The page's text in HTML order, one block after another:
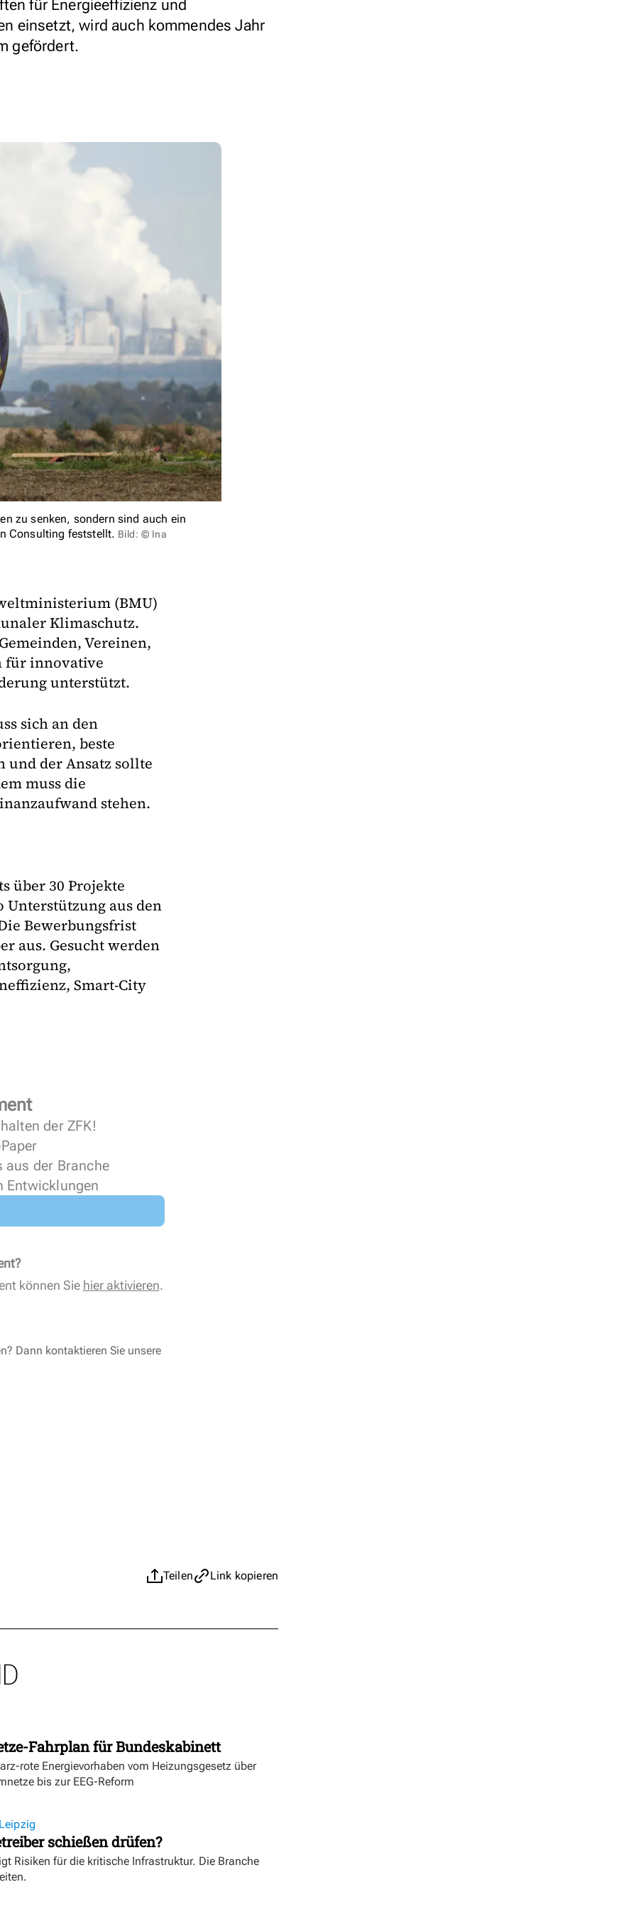
für Energieeffizienz und
einsetzt, wird auch kommendes Jahr
gefördert.
zu senken, sondern sind auch ein
Consulting feststellt. Bild: © Ina
(BMU)
Klimaschutz.
Vereinen,
für innovative
unterstützt.
sich an den
beste
und der Ansatz sollte
muss die
stehen.
über 30 Projekte
Unterstützung aus den
Bewerbungsfrist
aus. Gesucht werden
Smart-City
der ZFK!
der Branche
Entwicklungen
können Sie hier aktivieren.
Dann kontaktieren Sie unsere
Teilen Link kopieren
Fahrplan für Bundeskabinett
rote Energievorhaben vom Heizungsgesetz über
bis zur EEG-Reform
schießen drüfen?
Risiken für die kritische Infrastruktur. Die Branche